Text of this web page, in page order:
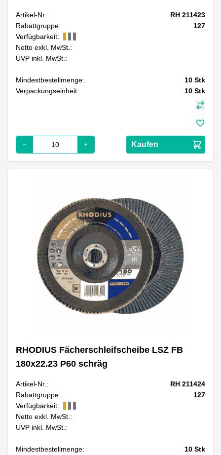
Artikel-Nr.:
RH 211423
Rabattgruppe:
127
Verfügbarkeit:
Netto exkl. MwSt.:
UVP inkl. MwSt.:
Mindestbestellmenge: 10 Stk
Verpackungseinheit:
10 Stk
Kaufen
RHODIUS Fächerschleifscheibe LSZ FB
180x22.23 P60 schräg
Artikel-Nr.:
RH 211424
Rabattgruppe:
127
Verfügbarkeit:
Netto exkl. MwSt.:
UVP inkl. MwSt.:
Mindestbestellmenge: 10 Stk